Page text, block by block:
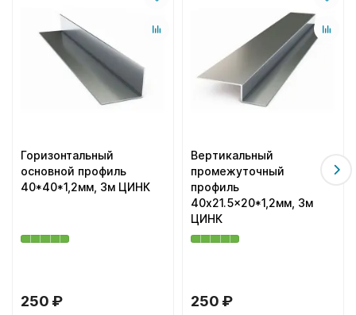
Горизонтальный
основной профиль
40*40*1,2мм, 3м ЦИНК
250 ₽
Вертикальный
промежуточный
профиль
40x21.5x20*1,2мм, 3м
ЦИНК
250 ₽